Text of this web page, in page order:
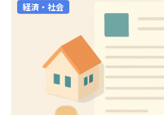
経済・社会